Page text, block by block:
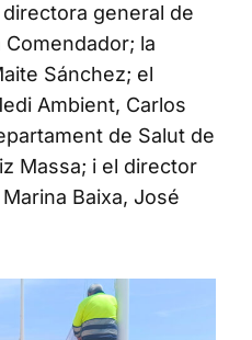
directora general de
Comendador; la
Sánchez; el
Ambient, Carlos
de Salut de
Massa; i el director
Baixa, José